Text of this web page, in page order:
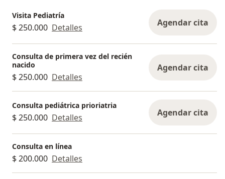
Visita Pediatría
$ 250.000 Detalles Agendar cita
Consulta de primera vez del recién
nacido
$ 250.000 Detalles
Agendar cita
Consulta pediátrica prioriatria
$ 250.000 Detalles Agendar cita
Consulta en línea
$ 200.000 Detalles